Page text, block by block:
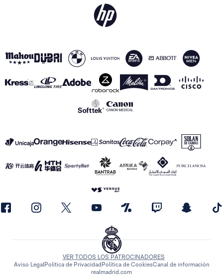
VER TODOS LOS PATROCINADORES
Aviso LegalPolítica de Privacidad Política de CookiesCanal de información
realmadrid.com